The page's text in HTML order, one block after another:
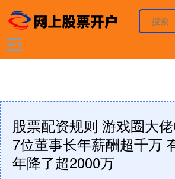
股票配资规则 游戏圈大
7位董事长年薪酬超千万
年降了超2000万